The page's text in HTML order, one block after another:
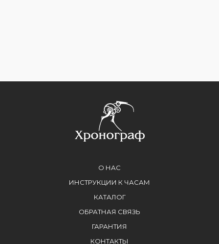
О НАС
ИНСТРУКЦИИ К ЧАСАМ
КАТАЛОГ
ОБРАТНАЯ СВЯЗЬ
ГАРАНТИЯ
КОНТАКТЫ